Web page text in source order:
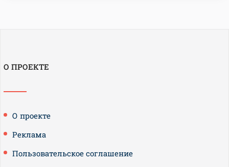
О ПРОЕКТЕ
О проекте
Реклама
Пользовательское соглашение